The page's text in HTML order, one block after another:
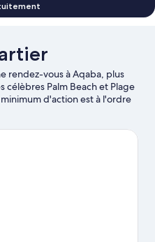
rendez-vous à Aqaba, plus
célèbres Palm Beach et Plage
d'action est à l'ordre
? Vous préférez vous
Parc marin d'Aqaba